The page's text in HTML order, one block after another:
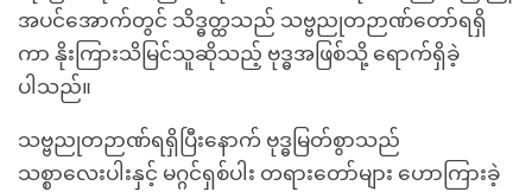
အပင်အောက်တွင် သိဒ္ဓတ္ထသည် သဗ္ဗညုတဉာဏ်တော်ရရှိ
ကာ နိုးကြားသိမြင်သူဆိုသည့် ဗုဒ္ဓအဖြစ်သို့ ရောက်ရှိခဲ့
ပါသည်။
သဗ္ဗညုတဉာဏ်ရရှိပြီးနောက် ဗုဒ္ဓမြတ်စွာသည်
သစ္စာလေးပါးနှင့် မဂ္ဂင်ရှစ်ပါး တရားတော်များ ဟောကြားခဲ့